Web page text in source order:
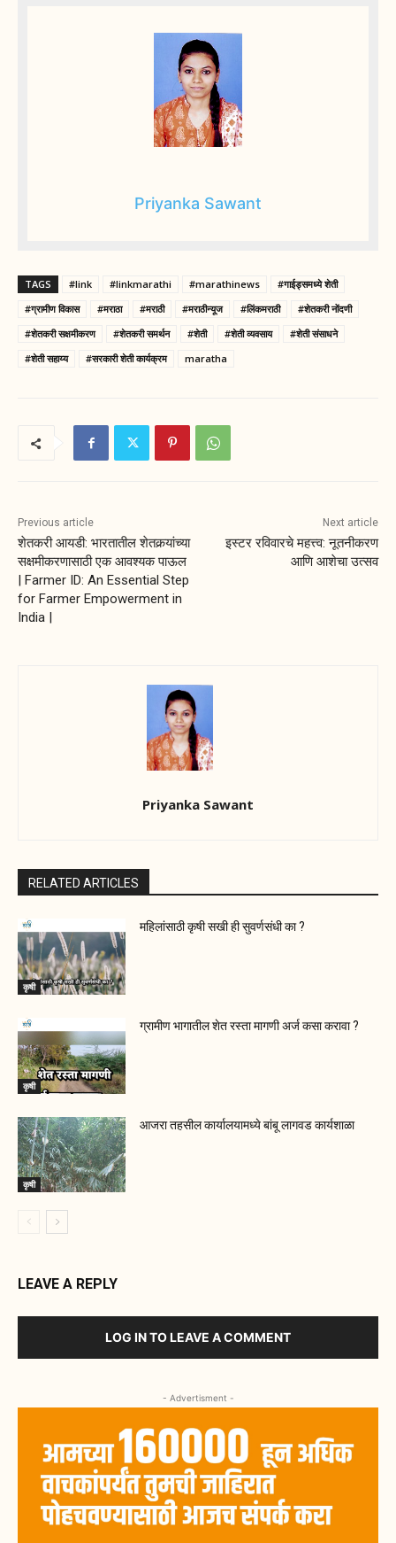
Priyanka Sawant
TAGS #link #linkmarathi #marathinews
#गाईड्समध्ये शेती
#ग्रामीण विकास
#मराठा #मराठी #मराठीन्यूज #लिंकमराठी
#शेतकरी नोंदणी
#शेतकरी सक्षमीकरण
#शेतकरी समर्थन #शेती #शेती व्यवसाय
#शेती संसाधने
#शेती सहाय्य
#सरकारी शेती कार्यक्रम maratha
Previous article
शेतकरी आयडी: भारतातील शेतकर्‍यांच्या
सक्षमीकरणासाठी एक आवश्यक पाऊल
| Farmer ID: An Essential Step
for Farmer Empowerment in
India |
Next article
इस्टर रविवारचे महत्त्व: नूतनीकरण
आणि आशेचा उत्सव
Priyanka Sawant
RELATED ARTICLES
कृषी
महिलांसाठी कृषी सखी ही सुवर्णसंधी का ?
कृषी
ग्रामीण भागातील शेत रस्ता मागणी अर्ज कसा करावा ?
कृषी
आजरा तहसील कार्यालयामध्ये बांबू लागवड कार्यशाळा
LEAVE A REPLY
LOG IN TO LEAVE A COMMENT
- Advertisment -